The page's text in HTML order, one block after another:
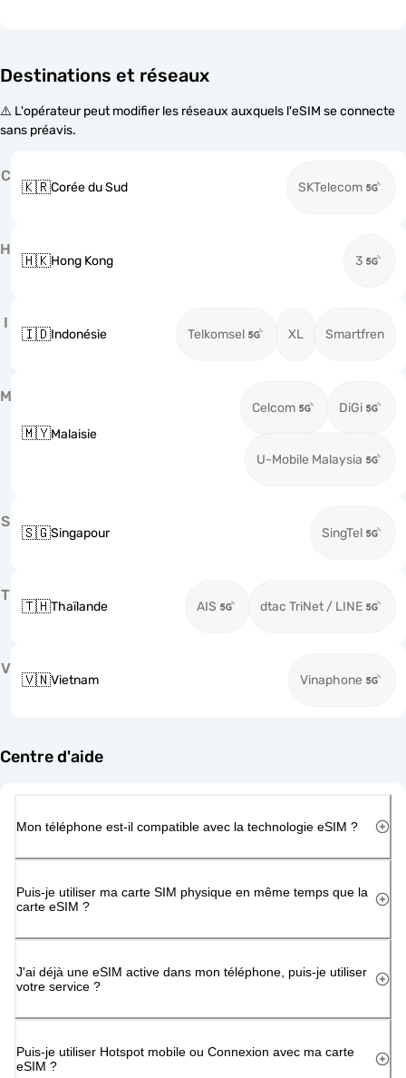
Destinations et réseaux
⚠️ L'opérateur peut modifier les réseaux auxquels l'eSIM se connecte
sans préavis.
C
🇰🇷Corée du Sud SKTelecom
H
🇭🇰Hong Kong 3
I
🇮🇩Indonésie Telkomsel XL Smartfren
M
🇲🇾Malaisie
Celcom DiGi
U-Mobile Malaysia
S
🇸🇬Singapour SingTel
T
🇹🇭Thaïlande AIS dtac TriNet / LINE
V
🇻🇳Vietnam Vinaphone
Centre d'aide
Mon téléphone est-il compatible avec la technologie eSIM ?
Puis-je utiliser ma carte SIM physique en même temps que la
carte eSIM ?
J'ai déjà une eSIM active dans mon téléphone, puis-je utiliser
votre service ?
Puis-je utiliser Hotspot mobile ou Connexion avec ma carte
eSIM ?